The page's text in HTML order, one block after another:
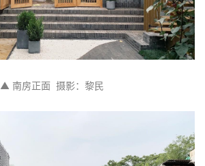
▲ 南房正面  摄影：黎民